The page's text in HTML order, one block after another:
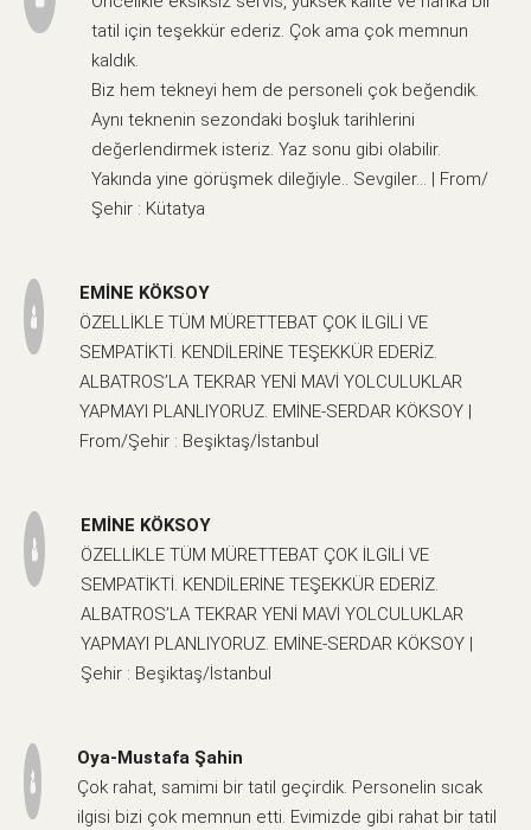
tatil için teşekkür ederiz. Çok ama çok memnun
kaldık.
Biz hem tekneyi hem de personeli çok beğendik.
Aynı teknenin sezondaki boşluk tarihlerini
değerlendirmek isteriz. Yaz sonu gibi olabilir.
Yakında yine görüşmek dileğiyle.. Sevgiler… | From/
Şehir : Kütatya
EMİNE KÖKSOY
ÖZELLİKLE TÜM MÜRETTEBAT ÇOK İLGİLİ VE
SEMPATİKTİ. KENDİLERİNE TEŞEKKÜR EDERİZ.
ALBATROS’LA TEKRAR YENİ MAVİ YOLCULUKLAR
YAPMAYI PLANLIYORUZ. EMİNE-SERDAR KÖKSOY |
From/Şehir : Beşiktaş/İstanbul
EMİNE KÖKSOY
ÖZELLİKLE TÜM MÜRETTEBAT ÇOK İLGİLİ VE
SEMPATİKTİ. KENDİLERİNE TEŞEKKÜR EDERİZ.
ALBATROS’LA TEKRAR YENİ MAVİ YOLCULUKLAR
YAPMAYI PLANLIYORUZ. EMİNE-SERDAR KÖKSOY |
Şehir : Beşiktaş/İstanbul
Oya-Mustafa Şahin
Çok rahat, samimi bir tatil geçirdik. Personelin sıcak
ilgisi bizi çok memnun etti. Evimizde gibi rahat bir tatil